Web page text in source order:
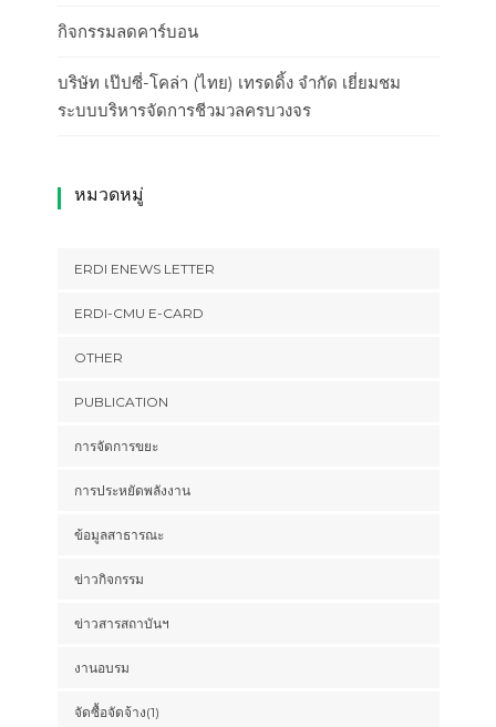
กิจกรรมลดคาร์บอน
บริษัท เป๊ปซี่-โคล่า (ไทย) เทรดดิ้ง จำกัด เยี่ยมชม
ระบบบริหารจัดการชีวมวลครบวงจร
หมวดหมู่
ERDI ENEWS LETTER
ERDI-CMU E-CARD
OTHER
PUBLICATION
การจัดการขยะ
การประหยัดพลังงาน
ข้อมูลสาธารณะ
ข่าวกิจกรรม
ข่าวสารสถาบันฯ
งานอบรม
จัดซื้อจัดจ้าง(1)